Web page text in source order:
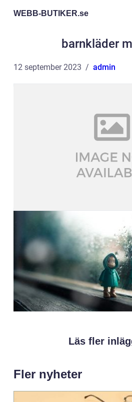
WEBB-BUTIKER.se
barnkläder
12 september 2023 admin
Läs fler
Fler nyheter